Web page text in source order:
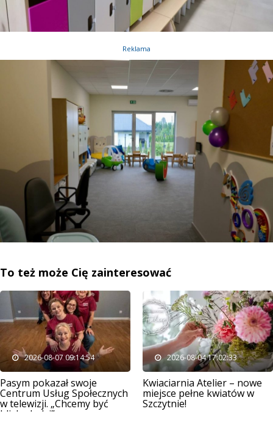
Reklama
To też może Cię zainteresować
2026-08-07 09:14:54
Pasym pokazał swoje
Centrum Usług Społecznych
w telewizji. „Chcemy być
blisko ludzi”
2026-08-04 17:02:33
Kwiaciarnia Atelier – nowe
miejsce pełne kwiatów w
Szczytnie!